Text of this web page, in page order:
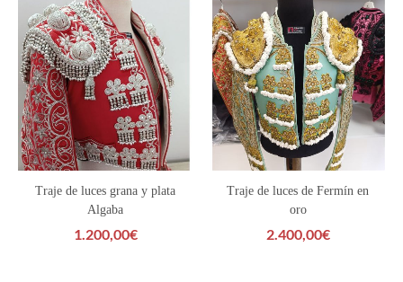
Traje de luces grana y plata
Algaba
1.200,00€
Traje de luces de Fermín en
oro
2.400,00€